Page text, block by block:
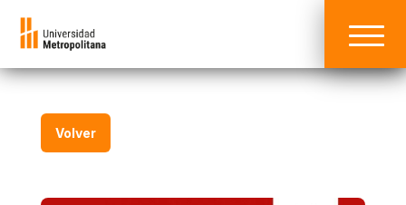
Volver